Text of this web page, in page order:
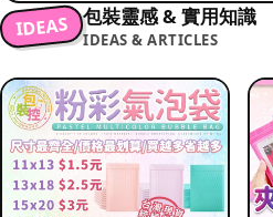
IDEAS 包裝靈感 & 實用知識
IDEAS & ARTICLES